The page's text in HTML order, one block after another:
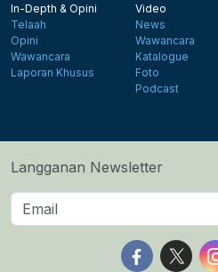
In-Depth & Opini
Telaah
Opini
Wawancara
Laporan Khusus
Video
News
Wawancara
Katalogue
Foto
Podcast
Langganan Newsletter
Follow